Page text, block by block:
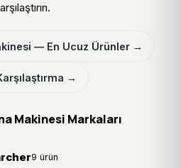
— En Ucuz Ürünler →
→
Makinesi Markaları
9 ürün